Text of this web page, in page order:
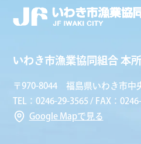
いわき市漁業協同組合 本所
〒970-8044 福島県いわき市中
TEL：0246-29-3565 / FAX：
Google Mapで見る